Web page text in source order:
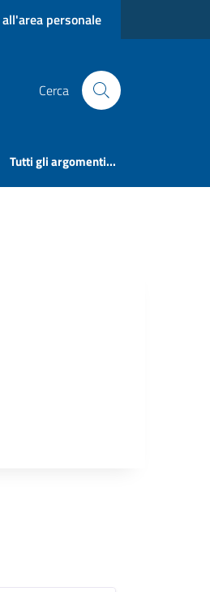
personale
Cerca
Tutti gli argomenti...